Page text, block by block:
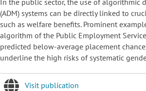
In the public sector, the use of algorithmic
(ADM) systems can be directly linked to
such as welfare benefits. Prominent
algorithm of the Public Employment
predicted below-average placement
underline the high risks of systematic
Visit publication